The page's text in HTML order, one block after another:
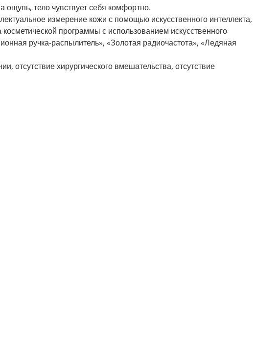
ощупь, тело чувствует себя комфортно.
измерение кожи с помощью искусственного интеллекта,
программы с использованием искусственного
ручка-распылитель», «Золотая радиочастота», «Ледяная
отсутствие хирургического вмешательства, отсутствие